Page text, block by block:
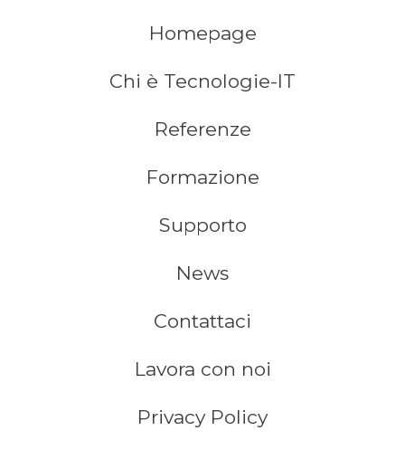
Homepage
Chi è Tecnologie-IT
Referenze
Formazione
Supporto
News
Contattaci
Lavora con noi
Privacy Policy